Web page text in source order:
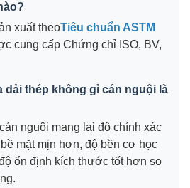
xuất theoTiêu chuẩn ASTM
cung cấp Chứng chỉ ISO, BV,
dải thép không gỉ cán nguội là
nguội mang lại độ chính xác
mặt mịn hơn, độ bền cơ học
ổn định kích thước tốt hơn so